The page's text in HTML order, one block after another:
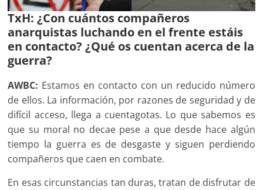
TxH: ¿Con cuántos compañeros
anarquistas luchando en el frente estáis
en contacto? ¿Qué os cuentan acerca de la
guerra?
AWBC: Estamos en contacto con un reducido número
de ellos. La información, por razones de seguridad y de
difícil acceso, llega a cuentagotas. Lo que sabemos es
que su moral no decae pese a que desde hace algún
tiempo la guerra es de desgaste y siguen perdiendo
compañeros que caen en combate.
En esas circunstancias tan duras, tratan de disfrutar de